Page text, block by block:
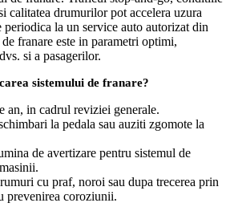
calitatea drumurilor pot accelera uzura
la un service auto autorizat din
franare este in parametri optimi,
si a pasagerilor.
sistemului de franare?
an, in cadrul reviziei generale.
la pedala sau auziti zgomote la
de avertizare pentru sistemul de
cu praf, noroi sau dupa trecerea prin
prevenirea coroziunii.